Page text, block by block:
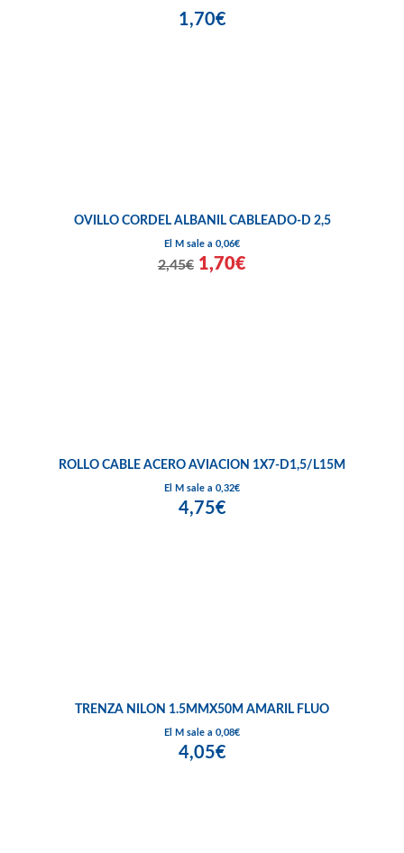
1,70€
OVILLO CORDEL ALBANIL CABLEADO-D 2,5
El M sale a 0,06€
2,45€ 1,70€
ROLLO CABLE ACERO AVIACION 1X7-D1,5/L15M
El M sale a 0,32€
4,75€
TRENZA NILON 1.5MMX50M AMARIL FLUO
El M sale a 0,08€
4,05€